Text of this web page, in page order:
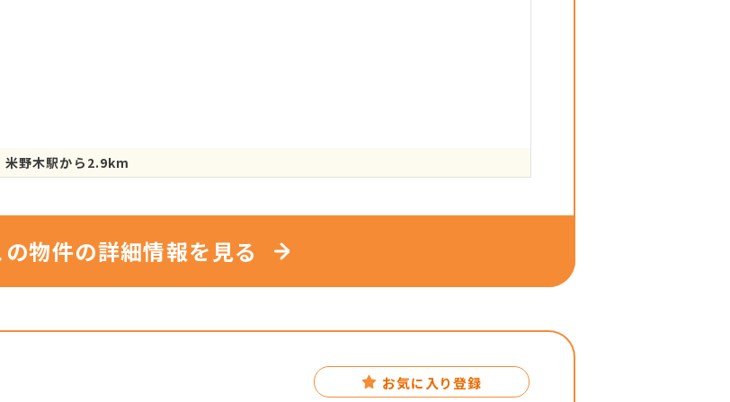
米野木駅から2.9km
の物件の詳細情報を見る
お気に入り登録